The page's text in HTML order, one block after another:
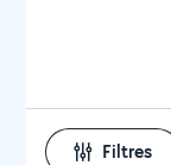
Filtres